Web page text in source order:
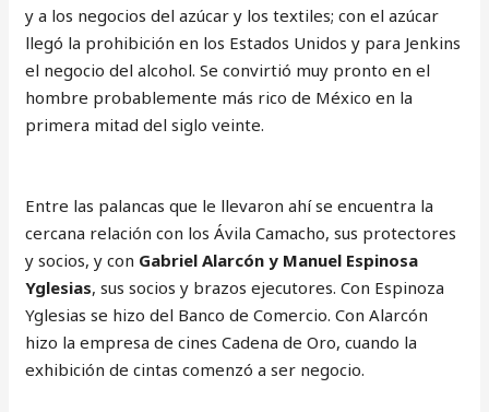
y a los negocios del azúcar y los textiles; con el azúcar
llegó la prohibición en los Estados Unidos y para Jenkins
el negocio del alcohol. Se convirtió muy pronto en el
hombre probablemente más rico de México en la
primera mitad del siglo veinte.
Entre las palancas que le llevaron ahí se encuentra la
cercana relación con los Ávila Camacho, sus protectores
y socios, y con Gabriel Alarcón y Manuel Espinosa
Yglesias, sus socios y brazos ejecutores. Con Espinoza
Yglesias se hizo del Banco de Comercio. Con Alarcón
hizo la empresa de cines Cadena de Oro, cuando la
exhibición de cintas comenzó a ser negocio.